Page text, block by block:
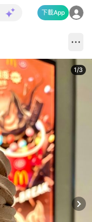
下載App
1/3